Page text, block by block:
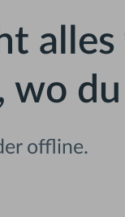
wo
offline.